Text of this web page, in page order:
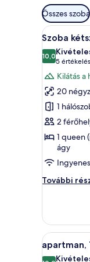
Szobákhoz
álló
szűrők
Összes szoba
A
szoba
összes
képének
Szoba
ággyal
13
Szoba
10,010-ből 10,0
5 értékelés
(5
Kilátás
20
1
2
1 queen
ágy
További
Szoba
részletei
A 7
apartman,